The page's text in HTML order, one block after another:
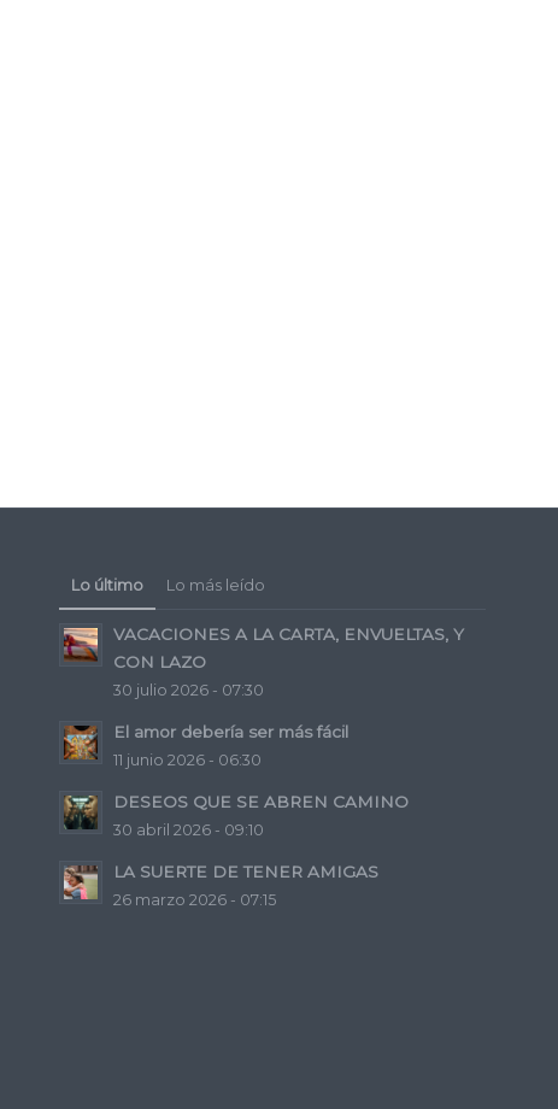
Lo último Lo más leído
VACACIONES A LA CARTA, ENVUELTAS, Y
CON LAZO
30 julio 2026 - 07:30
El amor debería ser más fácil
11 junio 2026 - 06:30
DESEOS QUE SE ABREN CAMINO
30 abril 2026 - 09:10
LA SUERTE DE TENER AMIGAS
26 marzo 2026 - 07:15